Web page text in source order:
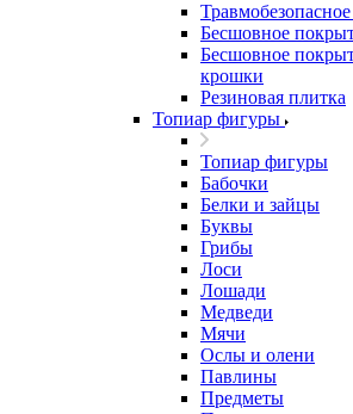
Бесшовное
Бесшовное
крошки
Резиновая плитка
Топиар фигуры
Топиар фигуры
Бабочки
Белки и зайцы
Буквы
Грибы
Лоси
Лошади
Медведи
Мячи
Ослы и олени
Павлины
Предметы